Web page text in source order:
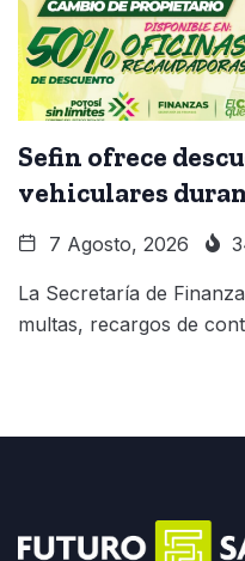
Sefin ofrece
vehiculares
7 Agosto, 2026
La Secretaría de
multas, recargos de